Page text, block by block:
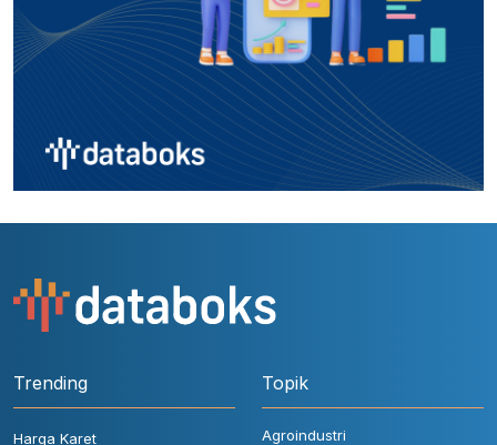
Trending
Harga Karet
Topik
Agroindustri